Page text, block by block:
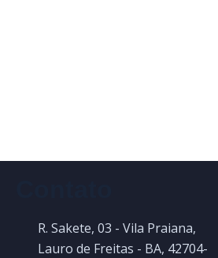
R. Sakete, 03 - Vila Praiana,
Lauro de Freitas - BA, 42704-